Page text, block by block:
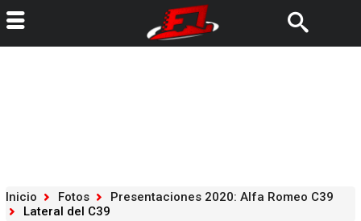
Inicio Fotos
Presentaciones 2020: Alfa Romeo C39
Lateral del C39